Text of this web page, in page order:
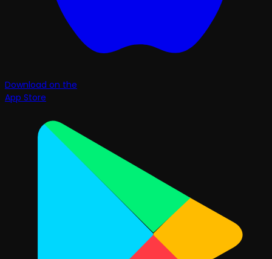
Download on the
App Store